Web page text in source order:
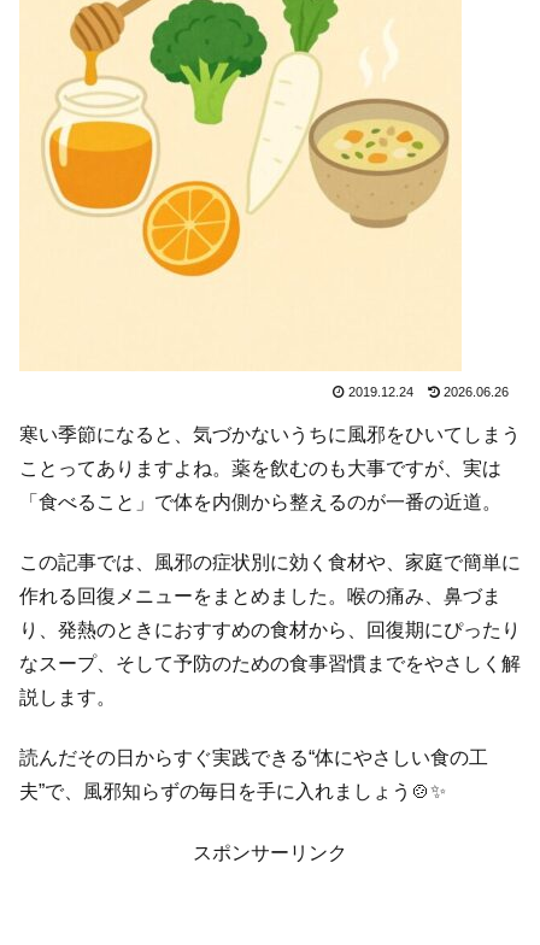
2019.12.24 2026.06.26
寒い季節になると、気づかないうちに風邪をひいてしまう
ことってありますよね。薬を飲むのも大事ですが、実は
「食べること」で体を内側から整えるのが一番の近道。
この記事では、風邪の症状別に効く食材や、家庭で簡単に
作れる回復メニューをまとめました。喉の痛み、鼻づま
り、発熱のときにおすすめの食材から、回復期にぴったり
なスープ、そして予防のための食事習慣までをやさしく解
説します。
読んだその日からすぐ実践できる“体にやさしい食の工
夫”で、風邪知らずの毎日を手に入れましょう🍲✨
スポンサーリンク